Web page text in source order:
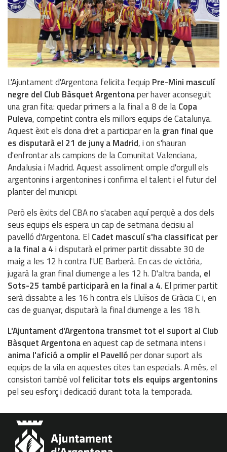
L'Ajuntament d'Argentona felicita l'equip Pre-Mini masculí
negre del Club Bàsquet Argentonaper haver aconseguit
una gran fita: quedar primers a la final a 8 de laCopa
Puleva, competint contra els millors equips de Catalunya.
Aquest èxit els dona dret a participar en lagran final que
es disputarà el 21 de juny a Madrid, i on s'hauran
d'enfrontar als campions de la Comunitat Valenciana,
Andalusia i Madrid. Aquest assoliment omple d'orgull els
argentonins i argentonines i confirma el talent i el futur del
planter del municipi.
Però els èxits del CBA no s'acaben aquí perquè a dos dels
seus equips els espera un cap de setmana decisiu al
pavelló d'Argentona. El Cadet masculí s'ha classificat per
a la final a 4i disputarà el primer partit dissabte 30 de
maig a les 12 h contra l'UE Barberà. En cas de victòria,
jugarà la gran final diumenge a les 12 h. D'altra banda, el
Sots-25 també participarà en la final a 4. El primer partit
serà dissabte a les 16 h contra els Lluïsos de Gràcia C i, en
cas de guanyar, disputarà la final diumenge a les 18 h.
L'Ajuntament d'Argentona transmet tot el suport al Club
Bàsquet Argentonaen aquest cap de setmana intens i
anima l'afició a omplir el Pavellóper donar suport als
equips de la vila en aquestes cites tan especials. A més, el
consistori també vol felicitar tots els equips argentonins
pel seu esforç i dedicació durant tota la temporada.